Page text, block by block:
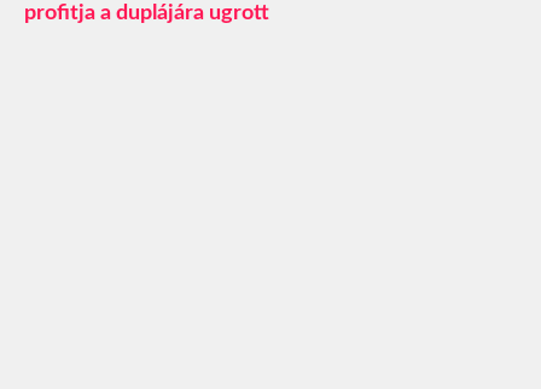
profitja a duplájára ugrott